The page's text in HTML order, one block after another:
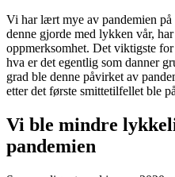
Vi har lært mye av pandemien på
denne gjorde med lykken vår,
oppmerksomhet. Det viktigste
hva er det egentlig som danner
grad ble denne påvirket av
etter det første smittetilfellet ble
Vi ble mindre
pandemien